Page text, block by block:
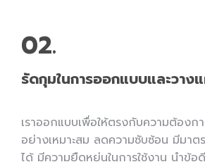
02.
รัดกุมในการออกแบบและวาง
เราออกแบบเพื่อให้ตรงกับความต้องก
อย่างเหมาะสม ลดความซับซ้อน มีมา
ได้ มีความยืดหยุ่นในการใช้งาน นำข้อ